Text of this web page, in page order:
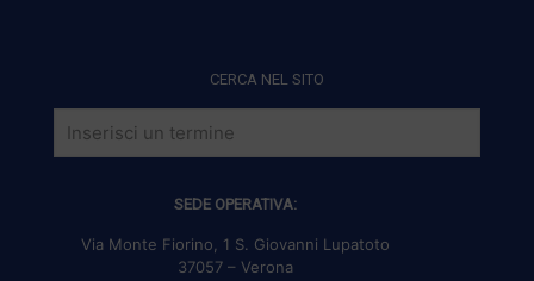
CERCA NEL SITO
SEDE OPERATIVA:
Via Monte Fiorino, 1 S. Giovanni Lupatoto
37057 – Verona